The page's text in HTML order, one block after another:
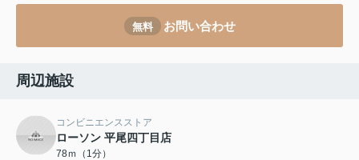
無料 お問い合わせ
周辺施設
コンビニエンスストア
ローソン 平尾四丁目店
78ｍ（1分）